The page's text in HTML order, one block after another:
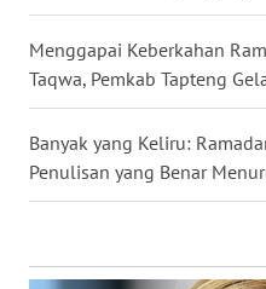
Menggapai Keberkahan
Taqwa, Pemkab Tapteng
Banyak yang Keliru:
Penulisan yang Benar
BENGKULU
WN
WN
NUSANTARA